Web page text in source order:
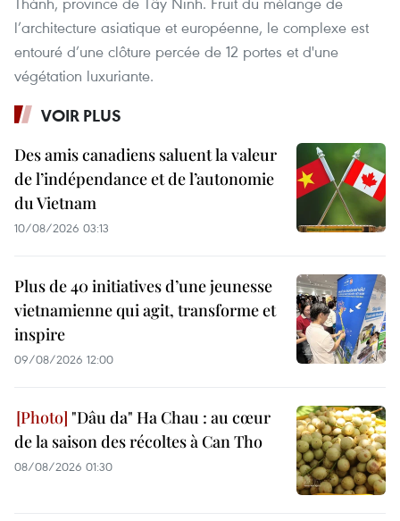
l’architecture asiatique et européenne, le complexe est
entouré d’une clôture percée de 12 portes et d'une
végétation luxuriante.
VOIR PLUS
Des amis canadiens saluent la valeur
de l’indépendance et de l’autonomie
du Vietnam
10/08/2026 03:13
Plus de 40 initiatives d’une jeunesse
vietnamienne qui agit, transforme et
inspire
09/08/2026 12:00
"Dâu da" Ha Chau : au cœur
de la saison des récoltes à Can Tho
08/08/2026 01:30